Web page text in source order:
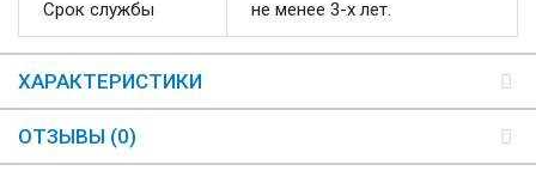
Срок службы не менее 3-х лет.
ХАРАКТЕРИСТИКИ
ОТЗЫВЫ (0)